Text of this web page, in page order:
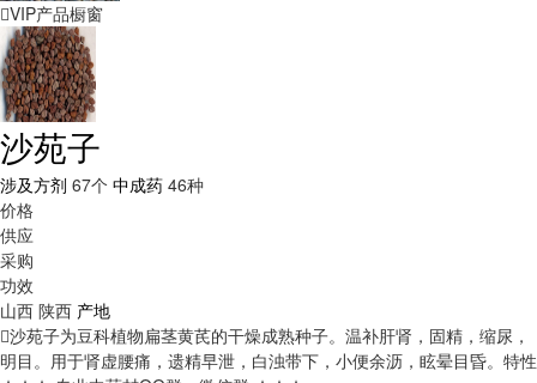
VIP产品橱窗
沙苑子
涉及方剂 67个 中成药 46种
价格
供应
采购
功效
山西 陕西 产地
沙苑子为豆科植物扁茎黄芪的干燥成熟种子。温补肝肾，固精，缩尿，
明目。用于肾虚腰痛，遗精早泄，白浊带下，小便余沥，眩晕目昏。 特性